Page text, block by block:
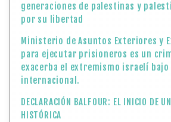
generaciones de palestinas y
por su libertad
Ministerio de Asuntos Exteriores y
para ejecutar prisioneros es un
exacerba el extremismo israelí
internacional.
DECLARACIÓN BALFOUR: EL INICIO DE
HISTÓRICA